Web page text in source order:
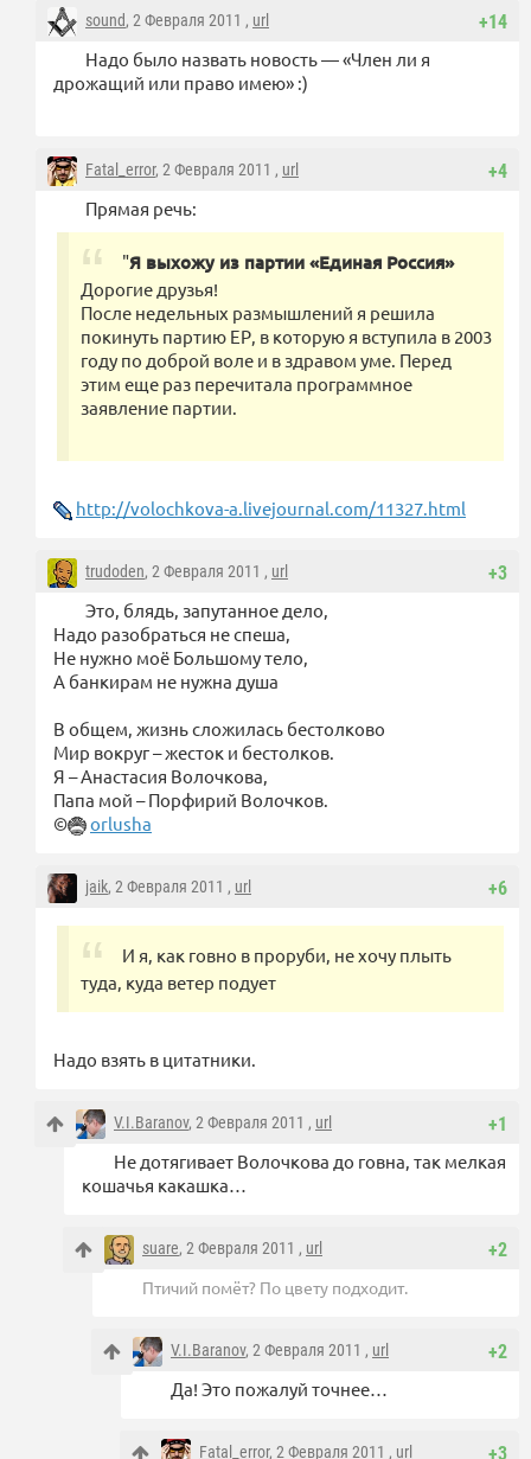
+14
sound, 2 Февраля 2011 , url
Надо было назвать новость — «Член ли я
дрожащий или право имею» :)
+4
Fatal_error, 2 Февраля 2011 , url
Прямая речь:
"Я выхожу из партии «Единая Россия»
Дорогие друзья!
После недельных размышлений я решила
покинуть партию ЕР, в которую я вступила в 2003
году по доброй воле и в здравом уме. Перед
этим еще раз перечитала программное
заявление партии.
http://volochkova-a.livejournal.com/11327.html
+3
trudoden, 2 Февраля 2011 , url
Это, блядь, запутанное дело,
Надо разобраться не спеша,
Не нужно моё Большому тело,
А банкирам не нужна душа
В общем, жизнь сложилась бестолково
Мир вокруг – жесток и бестолков.
Я – Анастасия Волочкова,
Папа мой – Порфирий Волочков.
©
orlusha
+6
jaik, 2 Февраля 2011 , url
И я, как говно в проруби, не хочу плыть
туда, куда ветер подует
Надо взять в цитатники.
+1
V.I.Baranov, 2 Февраля 2011 , url
Не дотягивает Волочкова до говна, так мелкая
кошачья какашка…
+2
suare, 2 Февраля 2011 , url
Птичий помёт? По цвету подходит.
+2
V.I.Baranov, 2 Февраля 2011 , url
Да! Это пожалуй точнее…
+3
Fatal_error, 2 Февраля 2011 , url